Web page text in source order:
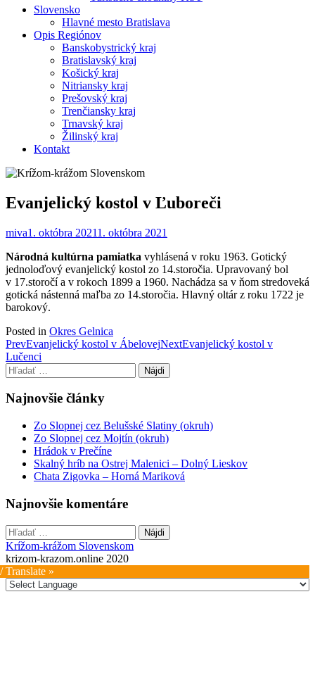
Slovensko
Hlavné mesto Bratislava
Opis Regiónov
Banskobystrický kraj
Bratislavský kraj
Košický kraj
Nitriansky kraj
Prešovský kraj
Trenčiansky kraj
Trnavský kraj
Žilinský kraj
Kontakt
Evanjelický kostol v Ľuboreči
miva1. októbra 20211. októbra 2021
Národná kultúrna pamiatka vyhlásená v roku 1963. Gotický
jednoloďový evanjelický kostol zo 14.storočia. Upravovaný bol
v 17.storočí a v rokoch 1899 a 1960. Nachádza sa v ňom stredoveká
gotická nástenná maľba zo 14.storočia. Hlavný oltár z roku 1722 je
barokový.
Posted in Okres Gelnica
Post
navigation
PrevEvanjelický kostol v ÁbelovejNextEvanjelický kostol v
Lučenci
Hľadať:
Najnovšie články
Zo Slopnej cez Belušské Slatiny (okruh)
Zo Slopnej cez Mojtín (okruh)
Hrádok v Prečíne
Skalný hríb na Ostrej Malenici – Dolný Lieskov
Chata Zigovka – Horná Mariková
Najnovšie komentáre
Hľadať:
Krížom-krážom Slovenskom
krizom-krazom.online 2020
Translate »